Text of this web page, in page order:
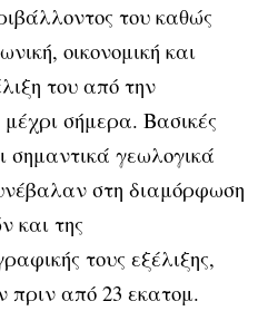
του καθώς
οικονομική και
του από την
σήμερα. Βασικές
σημαντικά γεωλογικά
στη διαμόρφωση
και της
τους εξέλιξης,
πριν από 23 εκατομ.